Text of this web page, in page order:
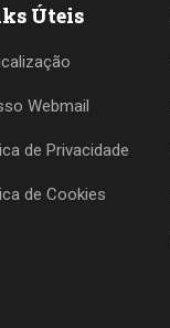
Úteis
Webmail
de Privacidade
de Cookies